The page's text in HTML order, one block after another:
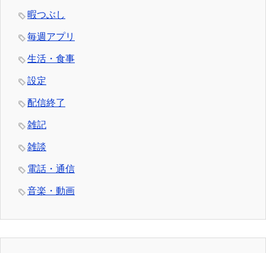
暇つぶし
毎週アプリ
生活・食事
設定
配信終了
雑記
雑談
電話・通信
音楽・動画